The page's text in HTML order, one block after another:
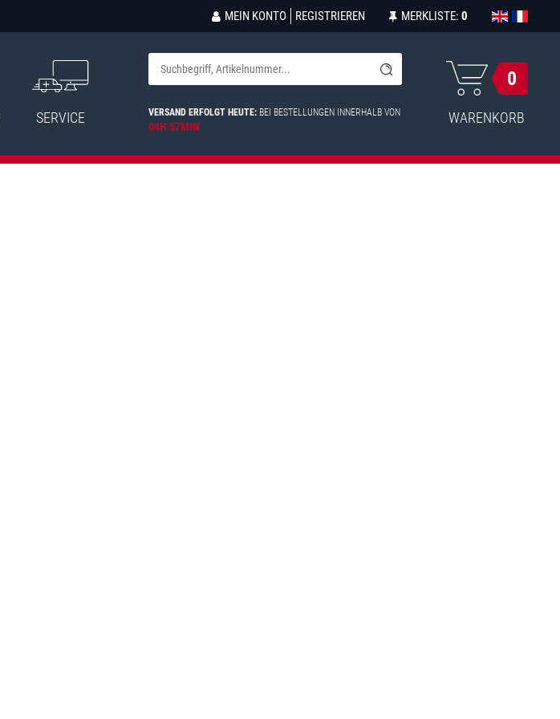
MEIN KONTO REGISTRIEREN MERKLISTE: 0
SERVICE VERSAND ERFOLGT HEUTE: BEI BESTELLUNGEN INNERHALB VON
04H 57MIN
0
WARENKORB